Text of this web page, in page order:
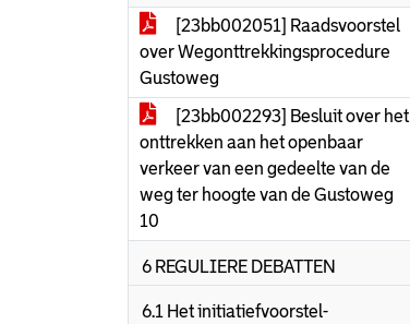
[23bb002051] Raadsvoorstel
over Wegonttrekkingsprocedure
Gustoweg
[23bb002293] Besluit over het
onttrekken aan het openbaar
verkeer van een gedeelte van de
weg ter hoogte van de Gustoweg
10
6 REGULIERE DEBATTEN
6.1 Het initiatiefvoorstel-